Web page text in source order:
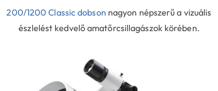
200/1200 Classic dobson nagyon népszerű a vizuális
észlelést kedvelő amatőrcsillagászok körében.